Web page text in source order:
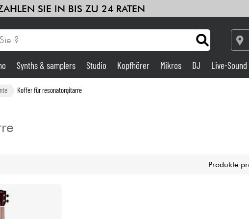
SIE IN BIS ZU 24 RATEN
Verstärker & Effekte
Synths & samplers Studio Kopfhörer Mikros DJ Live-Sound
Koffer für resonatorgitarre
Produkte